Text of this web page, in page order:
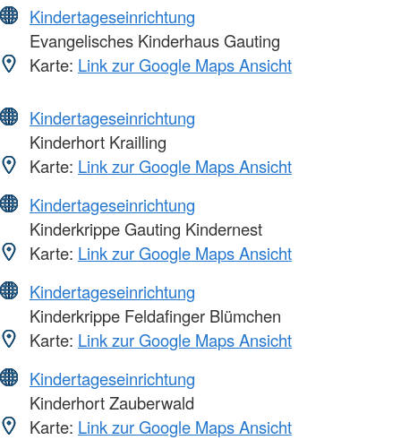
Kindertageseinrichtung
Evangelisches Kinderhaus Gauting
Karte: Link zur Google Maps Ansicht
Kindertageseinrichtung
Kinderhort Krailling
Karte: Link zur Google Maps Ansicht
Kindertageseinrichtung
Kinderkrippe Gauting Kindernest
Karte: Link zur Google Maps Ansicht
Kindertageseinrichtung
Kinderkrippe Feldafinger Blümchen
Karte: Link zur Google Maps Ansicht
Kindertageseinrichtung
Kinderhort Zauberwald
Karte: Link zur Google Maps Ansicht